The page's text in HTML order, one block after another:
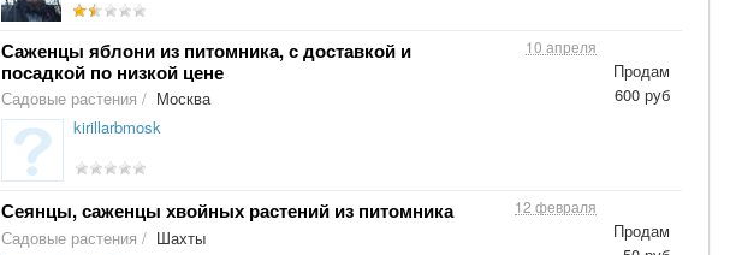
Саженцы яблони из питомника, с доставкой и
посадкой по низкой цене
10 апреля
Садовые растения / Москва
Продам
600 руб
kirillarbmosk
Сеянцы, саженцы хвойных растений из питомника 12 февраля
Садовые растения / Шахты
Продам